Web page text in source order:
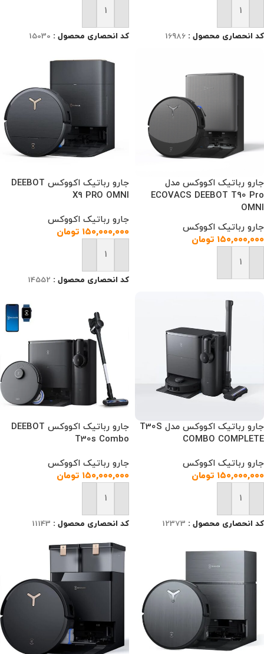
افزودن به سبد خرید
کد انحصاری محصول : 16986
افزودن به سبد خرید
کد انحصاری محصول : 15030
جارو رباتیک اکووکس مدل
ECOVACS DEEBOT T90 Pro
OMNI
جارو رباتیک اکووکس
۱۵۰,۰۰۰,۰۰۰ تومان
افزودن به سبد خرید
جارو رباتیک اکووکس DEEBOT
X9 PRO OMNI
جارو رباتیک اکووکس
۱۵۰,۰۰۰,۰۰۰ تومان
افزودن به سبد خرید
کد انحصاری محصول : 14552
جارو رباتیک اکووکس مدل T30S
COMBO COMPLETE
جارو رباتیک اکووکس
۱۵۰,۰۰۰,۰۰۰ تومان
افزودن به سبد خرید
کد انحصاری محصول : 12373
جارو رباتیک اکووکس DEEBOT
T30s Combo
جارو رباتیک اکووکس
۱۵۰,۰۰۰,۰۰۰ تومان
افزودن به سبد خرید
کد انحصاری محصول : 11143